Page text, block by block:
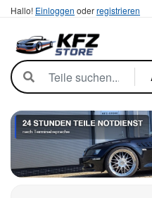
Hallo! Einloggen oderregistrieren